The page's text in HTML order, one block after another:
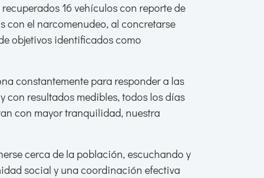
16 vehículos con reporte de
con el narcomenudeo, al concretarse
objetivos identificados como
constantemente para responder a las
con resultados medibles, todos los días
con mayor tranquilidad, nuestra
cerca de la población, escuchando y
social y una coordinación efectiva